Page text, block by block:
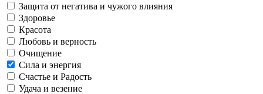
Защита от негатива и чужого влияния
Здоровье
Красота
Любовь и верность
Очищение
Сила и энергия
Счастье и Радость
Удача и везение